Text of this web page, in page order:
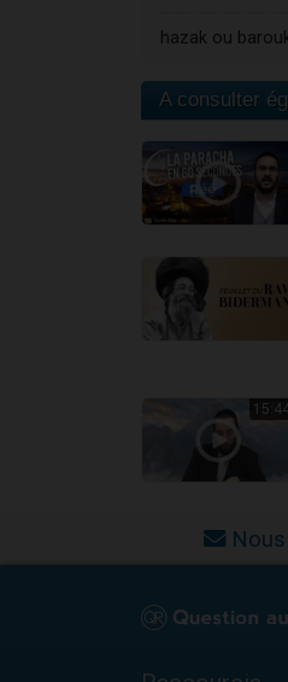
hazak ou
A consulter